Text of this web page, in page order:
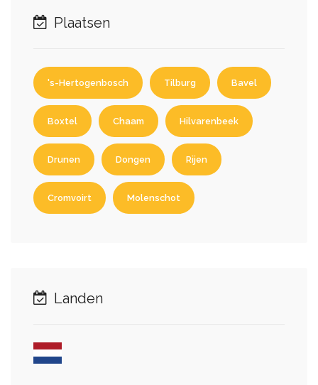
Plaatsen
's-Hertogenbosch Tilburg Bavel
Boxtel Chaam Hilvarenbeek
Drunen Dongen Rijen
Cromvoirt Molenschot
Landen